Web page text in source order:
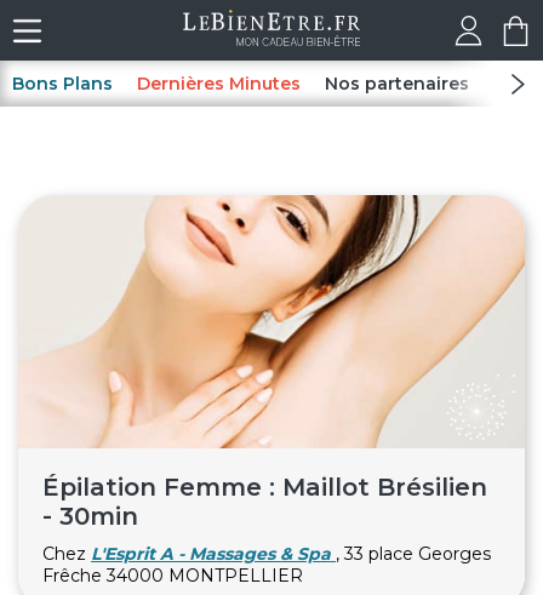
Bons Plans Dernières Minutes Nos partenaires Spas
Épilation Femme : Maillot Brésilien
- 30min
Chez L'Esprit A - Massages & Spa , 33 place Georges
Frêche 34000 MONTPELLIER